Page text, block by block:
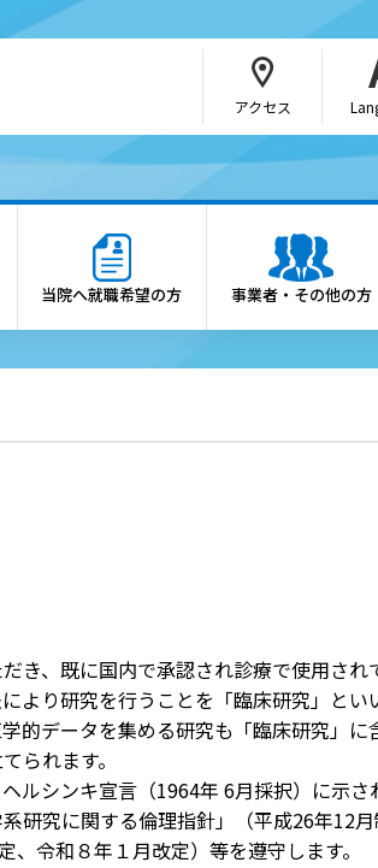
アクセス
病院の概要
理念・憲章
個人情報保護方針
ペイシェントハラスメント
関する基本方針
院内感染対策指針
医師の働き方改革に関するお
当院へ就職希望の方 事業者・その他の方
き、既に国内で承認され診療で使用さ
り研究を行うことを「臨床研究」とい
的データを集める研究も「臨床研究」に
られます。
ルシンキ宣言（1964年 6月採択）に示
研究に関する倫理指針」（平成26年12
令和８年１月改定）等を遵守します。